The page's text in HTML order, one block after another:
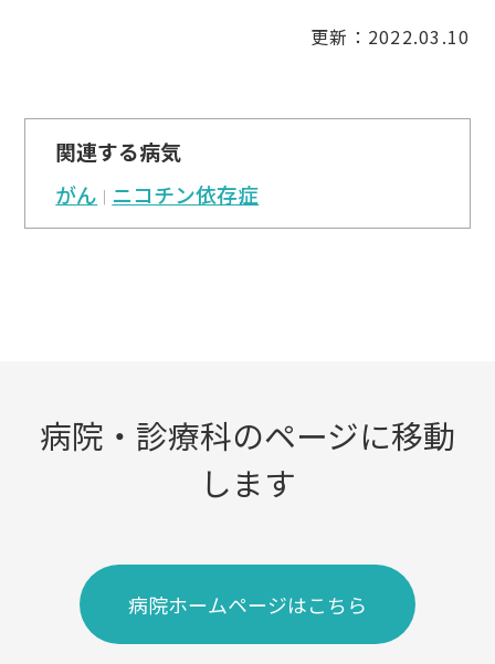
更新：2022.03.10
関連する病気
がん ニコチン依存症
病院・診療科のページに移動
します
病院ホームページはこちら